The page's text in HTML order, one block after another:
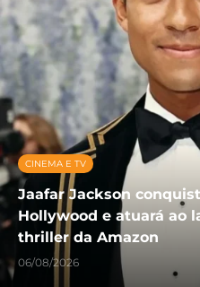
CINEMA E TV
Jaafar Jackson
Hollywood e atuará ao
thriller da Amazon
06/08/2026